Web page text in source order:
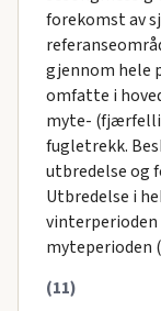
forekomst av
gjennom hele
omfatte i
myte-
fugletrekk.
utbredelse og
Utbredelse i
vinterperioden
(11)